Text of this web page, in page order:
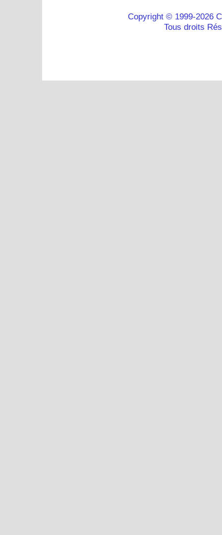
Copyright © 1999-2026
Tous droits